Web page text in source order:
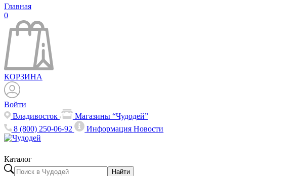
Главная
0
КОРЗИНА
Войти
Владивосток
Магазины “Чудодей”
8 (800) 250-06-92
ИнформацияНовости
Каталог
Найти